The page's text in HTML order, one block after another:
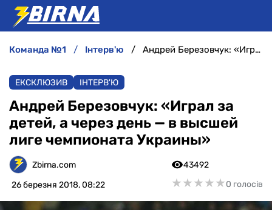
АНАЛІТИКА
ІНТЕРВ'Ю
РІЗНЕ
БУКМЕКЕРИ
команда №1 інтерв'ю Андрей Березовчук: «Играл за детей, а через день — в высшей лиге чемпионата Украины»
ЕКСКЛЮЗИВ ІНТЕРВ'Ю
Андрей Березовчук: «Играл за
детей, а через день — в высшей
лиге чемпионата Украины»
Zbirna.com
26 березня 2018, 08:22
43492
★★★★★
★★★★★0 голосів